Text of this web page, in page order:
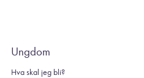
Ungdom
Hva skal jeg bli?